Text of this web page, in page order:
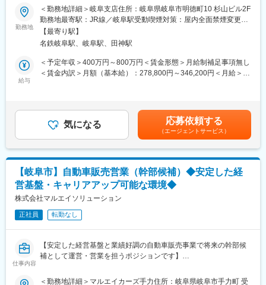
■業務内容：
経営者と直接対話し、企業の本質に迫る「信用調査＋コンサルテ
ィング営業」をお任せします。
金融・経営知識を実務で深め、希少性の高いスキルを獲得し、市
場価値を高められる環境です。
1. 企業信用調査
・対象企業へ訪問し、事業内容や会社の特色、今後の展望、財務
・企業信用調査で得た情報から企業が抱えている課題を見つけ出
し、課題解決をご提案。
例１：与信管理に課題のある企業には信用調査報告書や倒産予測
先ターゲットリストを提供
例３：後継者不足、社員教育に課題を抱えている企業には事業承
継支援サービスや教育ツール、研修などを提案
訪問から報告書作成、提案まで一貫して担当。論理的思考力と課
題解決力を発揮し、企業の成長を支援します。
■業務の魅力：
・企業信用調査のデータは、金融機関の融資可否判断や企業間の
新規取引の際等に利用される重要なデータです。
・年間300社以上のビジネスモデルや経営者の考え方に触れ、金
融・経営知識を実務で深められます。
サポートし事業の成長を通して社会に貢献できる仕事です。
勤務地
＜勤務地詳細＞岐阜支店住所：岐阜県岐阜市明徳町10 杉山ビル2F
勤務地最寄駅：JR線／岐阜駅受動喫煙対策：屋内全面禁煙変更の
範囲：勤務地は業務上の都合により変更の可能性があります
【最寄り駅】
名鉄岐阜駅、岐阜駅、田神駅
給与
＜予定年収＞400万円～800万円＜賃金形態＞月給制補足事項無し
＜賃金内訳＞月額（基本給）：278,800円～346,200円＜月給＞
後）：800 万円（月給 35 万円＋賞与 90 万円＋営業給 100 万円）
※モデル年収は全国総合職の場合を記載賃金はあくまでも目安の金
額であり、選考を通じて上下する可能性があります。月給(月額)は
固定手当を含めた表記です。
気になる 応募依頼する
（エージェントサービス）
【岐阜市】自動車販売営業（幹部候補）◆安定した経
営基盤・キャリアアップ可能な環境◆
株式会社マルエイソリューション
正社員 転勤なし
仕事内容
【安定した経営基盤と業績好調の自動車販売事業で将来の幹部候
補として運営・営業を担うポジションです】
■業務概要
＜勤務地詳細＞マルエイカーズ手力住所：岐阜県岐阜市手力町 受